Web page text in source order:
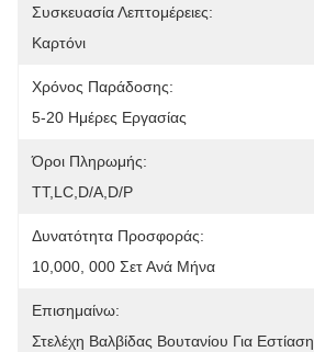
Συσκευασία Λεπτομέρειες:
Καρτόνι
Χρόνος Παράδοσης:
5-20 Ημέρες Εργασίας
Όροι Πληρωμής:
ΤΤ,LC,D/A,D/P
Δυνατότητα Προσφοράς:
10,000, 000 Σετ Ανά Μήνα
Επισημαίνω:
Στελέχη Βαλβίδας Βουτανίου Για Εστίαση